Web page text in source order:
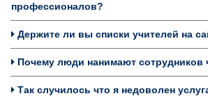
профессионалов?
Держите ли вы списки учителей на
Почему люди нанимают сотрудников
Так случилось что я недоволен